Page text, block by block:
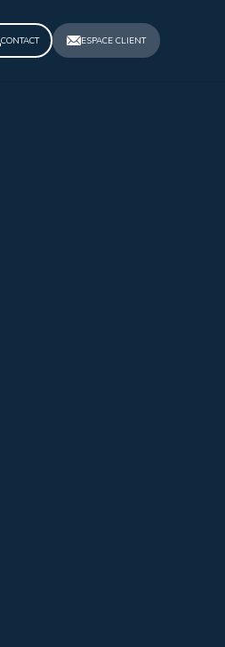
CONTACT ESPACE CLIENT